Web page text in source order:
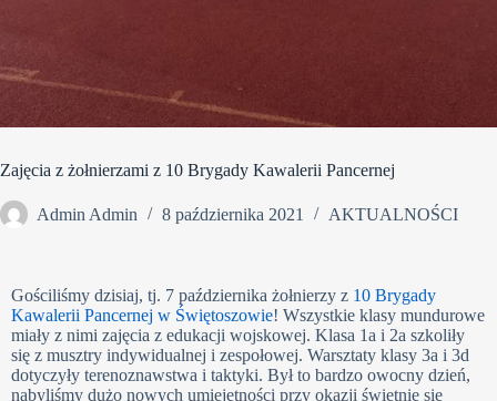
Zajęcia z żołnierzami z 10 Brygady Kawalerii Pancernej
Admin Admin 8 października 2021 AKTUALNOŚCI
Gościliśmy dzisiaj, tj. 7 października żołnierzy z 10 Brygady
Kawalerii Pancernej w Świętoszowie! Wszystkie klasy mundurowe
miały z nimi zajęcia z edukacji wojskowej. Klasa 1a i 2a szkoliły
się z musztry indywidualnej i zespołowej. Warsztaty klasy 3a i 3d
dotyczyły terenoznawstwa i taktyki. Był to bardzo owocny dzień,
nabyliśmy dużo nowych umiejętności przy okazji świetnie się